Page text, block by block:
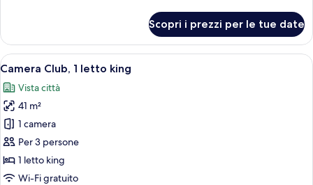
2
letti
singoli
Scopri i prezzi per le tue date
Apri
tutte
le
foto
per
Camera
Club,
1
Una camera d'albergo con un letto,
8
Camera Club, 1 letto king
Vista città
41 m²
1 camera
Per 3 persone
1 letto king
Wi-Fi gratuito